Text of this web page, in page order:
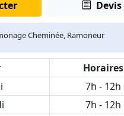
Devis
Cheminée, Ramoneur
Horaires
7h - 12h
7h - 12h